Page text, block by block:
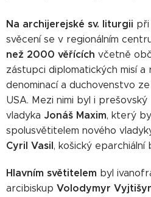
Na archijerejské sv. liturgii při
svěcení se v regionálním
než 2000 věřících včetně
zástupci diplomatických misí a
denominací a duchovenstvo
USA. Mezi nimi byl i
vladyka Jonáš Maxim, který
spolusvětitelem nového
Cyril Vasil, košický eparchiální
Hlavním světitelem byl
arcibiskup Volodymyr